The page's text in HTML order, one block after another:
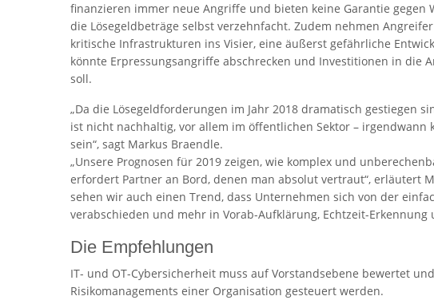
finanzieren immer neue Angriffe und bieten keine Garantie gegen
die Lösegeldbeträge selbst verzehnfacht. Zudem nehmen
kritische Infrastrukturen ins Visier, eine äußerst gefährliche
könnte Erpressungsangriffe abschrecken und Investitionen in die
soll.
„Da die Lösegeldforderungen im Jahr 2018 dramatisch gestiegen
ist nicht nachhaltig, vor allem im öffentlichen Sektor – irgendwann
sein“, sagt Markus Braendle.
„Unsere Prognosen für 2019 zeigen, wie komplex und
erfordert Partner an Bord, denen man absolut vertraut“, erläutert
sehen wir auch einen Trend, dass Unternehmen sich von der
verabschieden und mehr in Vorab-Aufklärung, Echtzeit-Erkennung
Die Empfehlungen
IT- und OT-Cybersicherheit muss auf Vorstandsebene bewertet
Risikomanagements einer Organisation gesteuert werden.